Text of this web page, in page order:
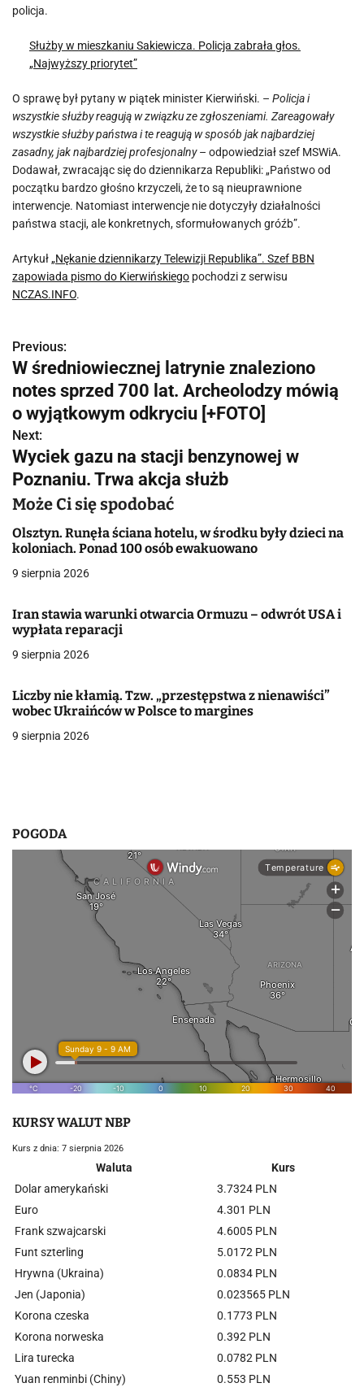
policja.
Służby w mieszkaniu Sakiewicza. Policja zabrała głos.
„Najwyższy priorytet”
O sprawę był pytany w piątek minister Kierwiński. – Policja i
wszystkie służby reagują w związku ze zgłoszeniami. Zareagowały
wszystkie służby państwa i te reagują w sposób jak najbardziej
zasadny, jak najbardziej profesjonalny– odpowiedział szef MSWiA.
Dodawał, zwracając się do dziennikarza Republiki: „Państwo od
początku bardzo głośno krzyczeli, że to są nieuprawnione
interwencje. Natomiast interwencje nie dotyczyły działalności
państwa stacji, ale konkretnych, sformułowanych gróźb”.
Artykuł„Nękanie dziennikarzy Telewizji Republika”. Szef BBN
zapowiada pismo do Kierwińskiego pochodzi z serwisu
NCZAS.INFO.
N
a
w
i
g
a
c
j
w
p
i
s
Previous:
W średniowiecznej latrynie znaleziono
notes sprzed 700 lat. Archeolodzy mówią
o wyjątkowym odkryciu [+FOTO]
Next:
Wyciek gazu na stacji benzynowej w
Poznaniu. Trwa akcja służb
Może Ci się spodobać
Olsztyn. Runęła ściana hotelu, w środku były dzieci na
koloniach. Ponad 100 osób ewakuowano
9 sierpnia 2026
Iran stawia warunki otwarcia Ormuzu – odwrót USA i
wypłata reparacji
9 sierpnia 2026
Liczby nie kłamią. Tzw. „przestępstwa z nienawiści”
wobec Ukraińców w Polsce to margines
9 sierpnia 2026
POGODA
KURSY WALUT NBP
Kurs z dnia: 7 sierpnia 2026
Waluta
Kurs
Dolar amerykański
3.7324 PLN
Euro
4.301 PLN
Frank szwajcarski
4.6005 PLN
Funt szterling
5.0172 PLN
Hrywna (Ukraina)
0.0834 PLN
Jen (Japonia)
0.023565 PLN
Korona czeska
0.1773 PLN
Korona norweska
0.392 PLN
Lira turecka
0.0782 PLN
Yuan renminbi (Chiny)
0.553 PLN